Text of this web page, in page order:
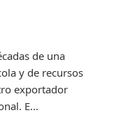
de una
y de recursos
exportador
E...